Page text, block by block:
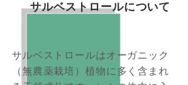
​サルベストロールについて​
サルベストロールはオーガニック
（無農薬栽培）植物に多く含まれ